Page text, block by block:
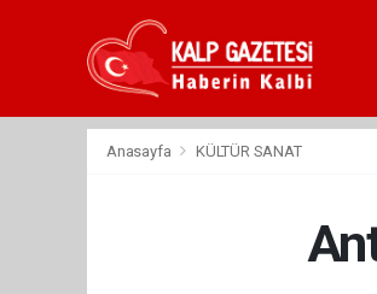
Anasayfa KÜLTÜR SANAT